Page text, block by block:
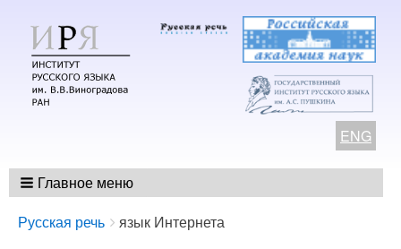
ENG
Главное меню
Breadcrumbs
You
Русская речь язык Интернета